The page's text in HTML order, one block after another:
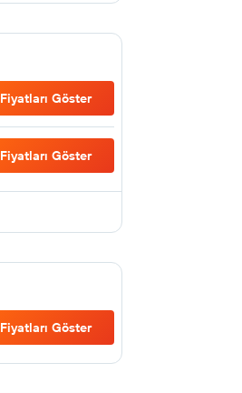
Fiyatları Göster
Fiyatları Göster
Fiyatları Göster